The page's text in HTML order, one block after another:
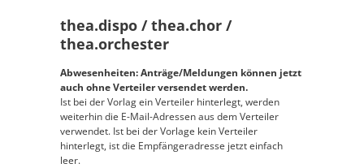
thea.dispo / thea.chor /
thea.orchester
Abwesenheiten: Anträge/Meldungen können jetzt
auch ohne Verteiler versendet werden.
Ist bei der Vorlag ein Verteiler hinterlegt, werden
weiterhin die E-Mail-Adressen aus dem Verteiler
verwendet. Ist bei der Vorlage kein Verteiler
hinterlegt, ist die Empfängeradresse jetzt einfach
leer.